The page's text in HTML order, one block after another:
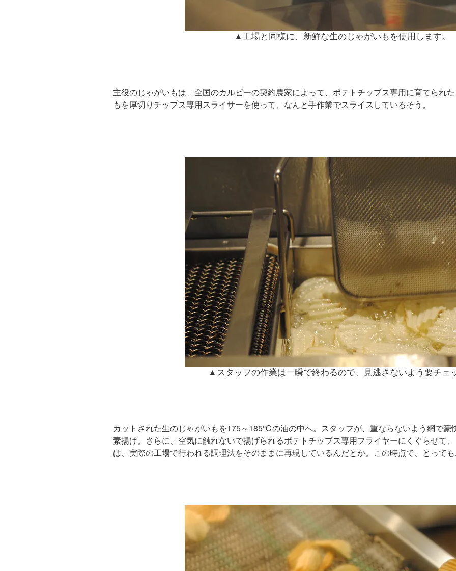
▲工場と同様に、新鮮な生のじゃがいもを使用します。
主役のじゃがいもは、全国のカルビーの契約農家によって、ポテトチップス専用に育てられ
もを厚切りチップス専用スライサーを使って、なんと手作業でスライスしているそう。
▲スタッフの作業は一瞬で終わるので、見逃さないよう要チェ
カットされた生のじゃがいもを175～185℃の油の中へ。スタッフが、重ならないよう網で豪
素揚げ。さらに、空気に触れないで揚げられるポテトチップス専用フライヤーにくぐらせて
は、実際の工場で行われる調理法をそのままに再現しているんだとか。この時点で、とって